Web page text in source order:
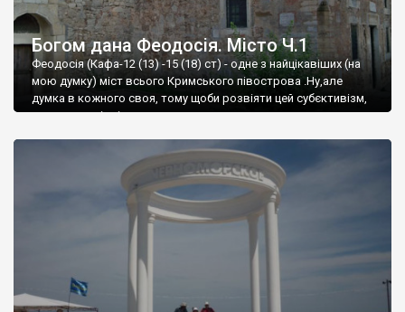
Богом дана Феодосія. Місто Ч.1
Феодосія (Кафа-12 (13) -15 (18) ст) - одне з найцікавіших (на
мою думку) міст всього Кримського півострова .Ну,але
думка в кожного своя, тому щоби розвіяти цей субєктивізм,
запрошую відвідати це